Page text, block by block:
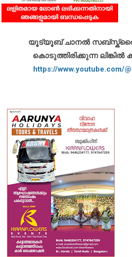
യൂട്യൂബ് ചാനൽ
കൊടുത്തിരിക്കുന്ന
https://www.youtube.com/